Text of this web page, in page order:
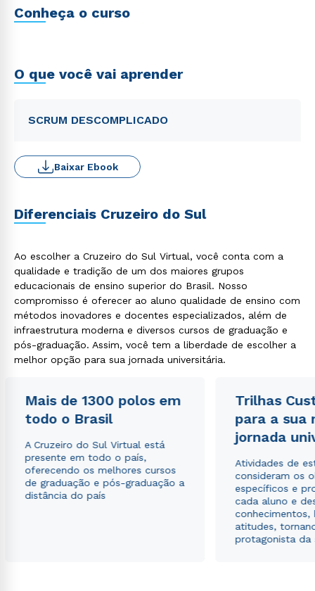
Conheça o curso
O que você vai aprender
SCRUM DESCOMPLICADO
Baixar Ebook
Diferenciais Cruzeiro do Sul
Ao escolher a Cruzeiro do Sul Virtual, você conta com a
qualidade e tradição de um dos maiores grupos
educacionais de ensino superior do Brasil. Nosso
compromisso é oferecer ao aluno qualidade de ensino com
métodos inovadores e docentes especializados, além de
infraestrutura moderna e diversos cursos de graduação e
pós-graduação. Assim, você tem a liberdade de escolher a
melhor opção para sua jornada universitária.
Mais de 1300 polos em
todo o Brasil
A Cruzeiro do Sul Virtual está
presente em todo o país,
oferecendo os melhores cursos
de graduação e pós-graduação a
distância do país
Trilhas
para a sua
jornada
Atividades de
consideram os
específicos e
cada aluno e
conhecimentos,
atitudes,
protagonista da